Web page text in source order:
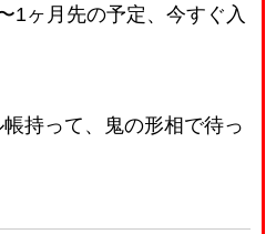
1ヶ月先の予定、今すぐ入
持って、鬼の形相で待っ